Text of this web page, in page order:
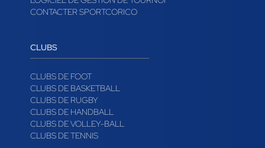
CONTACTER SPORTCORICO
CLUBS
CLUBS DE FOOT
CLUBS DE BASKETBALL
CLUBS DE RUGBY
CLUBS DE HANDBALL
CLUBS DE VOLLEY-BALL
CLUBS DE TENNIS